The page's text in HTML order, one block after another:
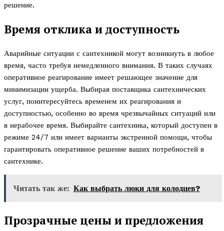
решение.
Время отклика и доступность
Аварийные ситуации с сантехникой могут возникнуть в любое
время, часто требуя немедленного внимания. В таких случаях
оперативное реагирование имеет решающее значение для
минимизации ущерба. Выбирая поставщика сантехнических
услуг, поинтересуйтесь временем их реагирования и
доступностью, особенно во время чрезвычайных ситуаций или
в нерабочее время. Выбирайте сантехника, который доступен в
режиме 24/7 или имеет варианты экстренной помощи, чтобы
гарантировать оперативное решение ваших потребностей в
сантехнике.
Читать так же: Как выбрать люки для колодцев?
Прозрачные цены и предложения